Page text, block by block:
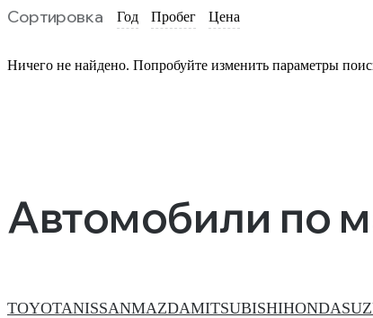
Сортировка Год Пробег Цена
Ничего не найдено. Попробуйте изменить параметры
Автомобили по
TOYOTANISSANMAZDAMITSUBISHIHONDA